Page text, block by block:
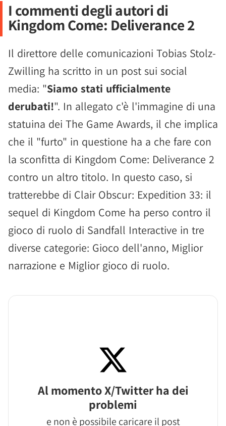
I commenti degli autori di
Kingdom Come: Deliverance 2
Il direttore delle comunicazioni Tobias Stolz-
Zwilling ha scritto in un post sui social
media: "Siamo stati ufficialmente
derubati!". In allegato c'è l'immagine di una
statuina dei The Game Awards, il che implica
che il "furto" in questione ha a che fare con
la sconfitta di Kingdom Come: Deliverance 2
contro un altro titolo. In questo caso, si
tratterebbe di Clair Obscur: Expedition 33: il
sequel di Kingdom Come ha perso contro il
gioco di ruolo di Sandfall Interactive in tre
diverse categorie: Gioco dell'anno, Miglior
narrazione e Miglior gioco di ruolo.
Al momento X/Twitter ha dei
problemi
e non è possibile caricare il post